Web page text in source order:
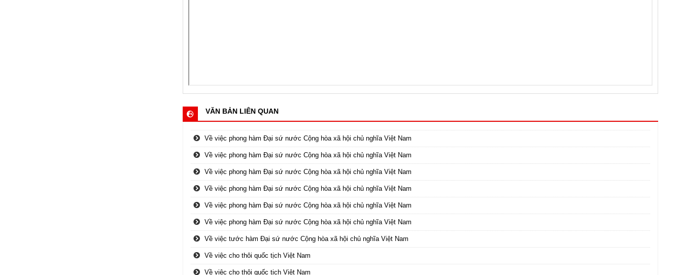
VĂN BẢN LIÊN QUAN
Về việc phong hàm Đại sứ nước Cộng hòa xã hội chủ nghĩa Việt Nam
Về việc phong hàm Đại sứ nước Cộng hòa xã hội chủ nghĩa Việt Nam
Về việc phong hàm Đại sứ nước Cộng hòa xã hội chủ nghĩa Việt Nam
Về việc phong hàm Đại sứ nước Cộng hòa xã hội chủ nghĩa Việt Nam
Về việc phong hàm Đại sứ nước Cộng hòa xã hội chủ nghĩa Việt Nam
Về việc phong hàm Đại sứ nước Cộng hòa xã hội chủ nghĩa Việt Nam
Về việc tước hàm Đại sứ nước Cộng hòa xã hội chủ nghĩa Việt Nam
Về việc cho thôi quốc tịch Việt Nam
Về việc cho thôi quốc tịch Việt Nam